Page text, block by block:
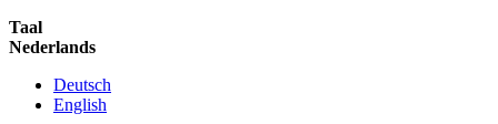
Taal
Nederlands
Deutsch
English